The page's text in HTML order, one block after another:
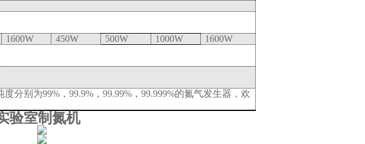
1600W 450W 500W 1000W
1600W
度分别为99% ， 99.9% ， 99.99% ， 99.999%的氮气发生器，欢
验室制氮机